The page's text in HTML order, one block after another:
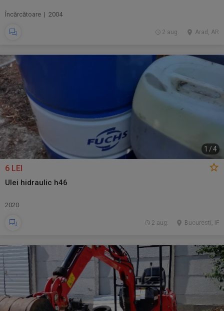
Încărcătoare | 2004
Arad, AR
2 aug.
1 /4
6 LEI
Ulei hidraulic h46
2020
Bucuresti, IF
2 aug.